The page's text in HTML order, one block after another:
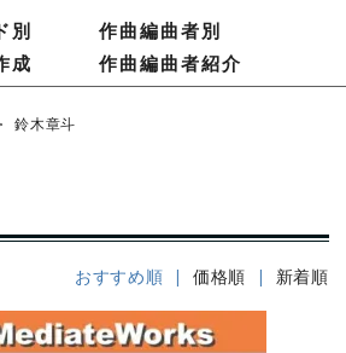
別
作曲編曲者別
成
作曲編曲者紹介
鈴木章斗
おすすめ順 |価格順 新着順